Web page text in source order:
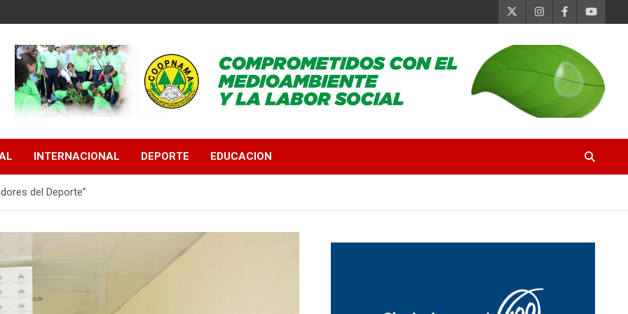
INTERNACIONAL DEPORTE EDUCACION
del Deporte”